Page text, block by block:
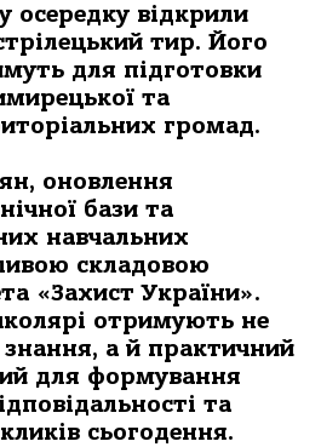
осередку відкрили
тир. Його
для підготовки
та
громад.
оновлення
бази та
навчальних
складовою
«Захист України».
отримують не
а й практичний
для формування
та
сьогодення.